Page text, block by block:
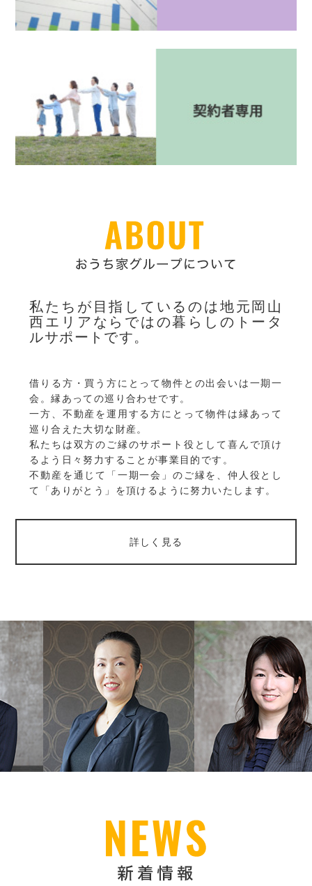
私たちが目指しているのは地元岡山
西エリアならではの暮らしのトータ
ルサポートです。
借りる方・買う方にとって物件との出会いは一期一
会。縁あっての巡り合わせです。
一方、不動産を運用する方にとって物件は縁あって
巡り合えた大切な財産。
私たちは双方のご縁のサポート役として喜んで頂け
るよう日々努力することが事業目的です。
不動産を通じて「一期一会」のご縁を、仲人役とし
て「ありがとう」を頂けるように努力いたします。
詳しく見る